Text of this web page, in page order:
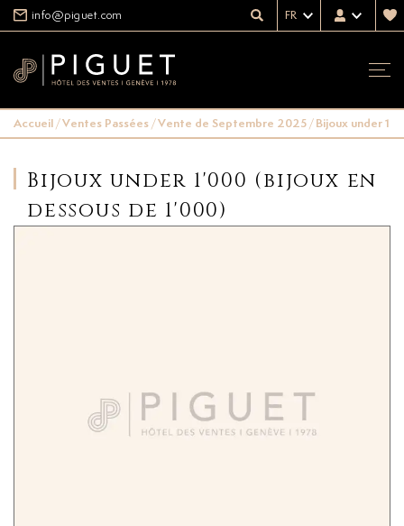
info@piguet.com FR
Accueil/Ventes Passées/Vente de Septembre 2025/Bijoux under
Bijoux under 1'000 (bijoux en
dessous de 1'000)